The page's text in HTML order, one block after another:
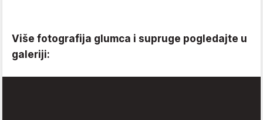
Više fotografija glumca i supruge pogledajte u
galeriji: